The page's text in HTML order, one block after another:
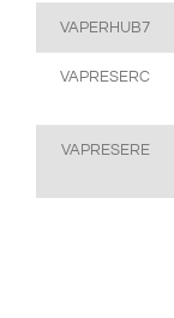
VAPERHUB7
VAPRESERC
VAPRESERE